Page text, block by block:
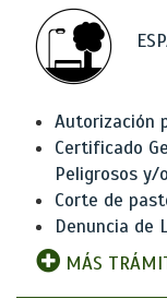
Autorización
Certificado
Peligrosos y/
Corte de
Denuncia de
MÁS